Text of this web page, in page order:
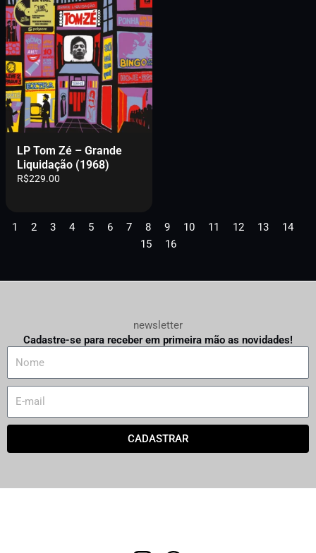
LP Tom Zé – Grande
Liquidação (1968)
R$229.00
1 2 3 4 5 6 7 8 9 10 11 12 13
14
15
16
newsletter
Cadastre-se para receber em primeira mão as novidades!
m
a
CADASTRAR